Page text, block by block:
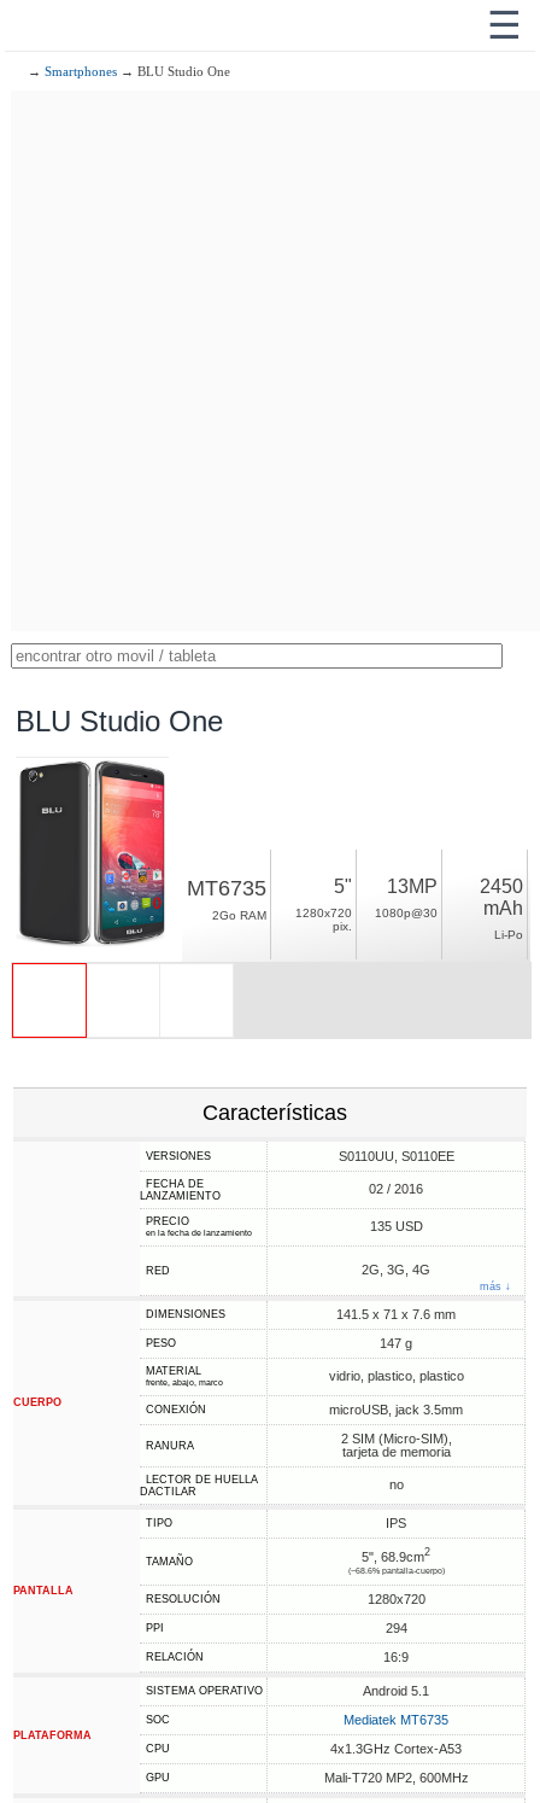
☰
→Smartphones → BLU Studio One
BLU Studio One
MT6735
2Go RAM
5"
1280x720
pix.
13MP
1080p@30
2450
mAh
Li-Po
Características
VERSIONES S0110UU, S0110EE
FECHA DE
LANZAMIENTO
02 / 2016
PRECIO
en la fecha de lanzamiento 135 USD
RED 2G, 3G, 4G
más ↓
CUERPO
DIMENSIONES 141.5 x 71 x 7.6 mm
PESO 147 g
MATERIAL
frente, abajo, marco vidrio, plastico, plastico
CONEXIÓN microUSB, jack 3.5mm
RANURA
2 SIM (Micro-SIM),
tarjeta de memoria
LECTOR DE HUELLA
DACTILAR
no
PANTALLA
TIPO IPS
TAMAÑO 5", 68.9cm2
(~68.6% pantalla-cuerpo)
RESOLUCIÓN 1280x720
PPI 294
RELACIÓN 16:9
PLATAFORMA
SISTEMA OPERATIVO Android 5.1
SOC Mediatek MT6735
CPU 4x1.3GHz Cortex-A53
GPU Mali-T720 MP2, 600MHz